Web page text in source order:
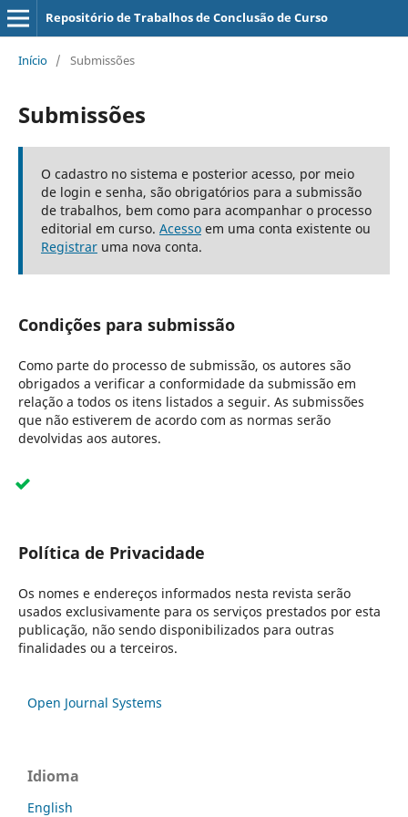
Repositório de Trabalhos de Conclusão de Curso
Início / Submissões
Submissões
O cadastro no sistema e posterior acesso, por meio
de login e senha, são obrigatórios para a submissão
de trabalhos, bem como para acompanhar o processo
editorial em curso. Acessoem uma conta existente ou
Registraruma nova conta.
Condições para submissão
Como parte do processo de submissão, os autores são
obrigados a verificar a conformidade da submissão em
relação a todos os itens listados a seguir. As submissões
que não estiverem de acordo com as normas serão
devolvidas aos autores.
Política de Privacidade
Os nomes e endereços informados nesta revista serão
usados exclusivamente para os serviços prestados por esta
publicação, não sendo disponibilizados para outras
finalidades ou a terceiros.
Open Journal Systems
Idioma
English